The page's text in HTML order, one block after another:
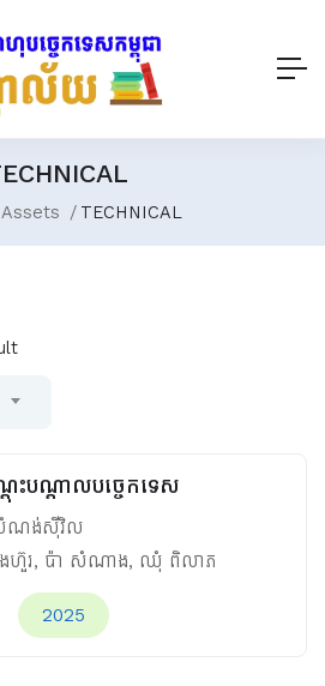
Assets TECHNICAL
ដុះបណ្ដាលបច្ចេកទេស
សំណង់ស៊ីវិល
ហ៊ួរ, ប៉ា សំណាង, ឈុំ ពិលាភ
2025